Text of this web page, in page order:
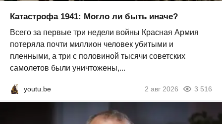
Катастрофа 1941: Могло ли быть иначе?
Всего за первые три недели войны Красная Армия
потеряла почти миллион человек убитыми и
пленными, а три с половиной тысячи советских
самолетов были уничтожены,...
youtu.be 2 авг 2026 3 516